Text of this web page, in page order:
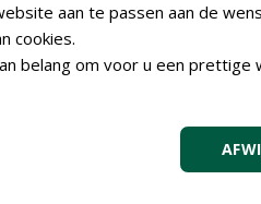
het testimonium
klaar voor het
cursisten alvast een
aan te passen aan de
cookies.
belang om voor u een prettige